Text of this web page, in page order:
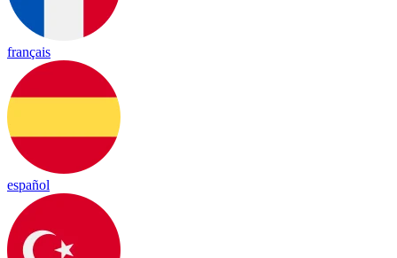
français
español